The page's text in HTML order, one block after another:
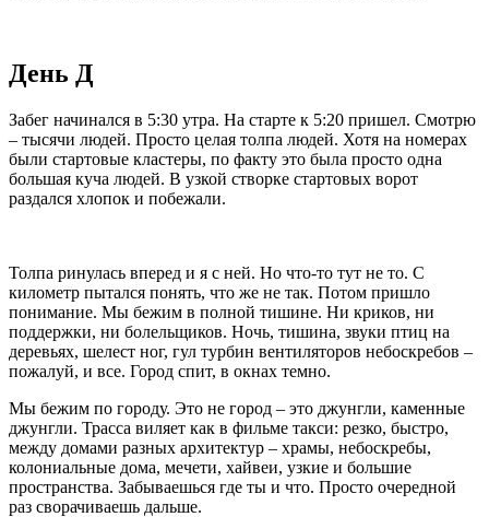
День Д
Забег начинался в 5:30 утра. На старте к 5:20 пришел. Смотрю
– тысячи людей. Просто целая толпа людей. Хотя на номерах
были стартовые кластеры, по факту это была просто одна
большая куча людей. В узкой створке стартовых ворот
раздался хлопок и побежали.
Толпа ринулась вперед и я с ней. Но что-то тут не то. С
километр пытался понять, что же не так. Потом пришло
понимание. Мы бежим в полной тишине. Ни криков, ни
поддержки, ни болельщиков. Ночь, тишина, звуки птиц на
деревьях, шелест ног, гул турбин вентиляторов небоскребов –
пожалуй, и все. Город спит, в окнах темно.
Мы бежим по городу. Это не город – это джунгли, каменные
джунгли. Трасса виляет как в фильме такси: резко, быстро,
между домами разных архитектур – храмы, небоскребы,
колониальные дома, мечети, хайвеи, узкие и большие
пространства. Забываешься где ты и что. Просто очередной
раз сворачиваешь дальше.